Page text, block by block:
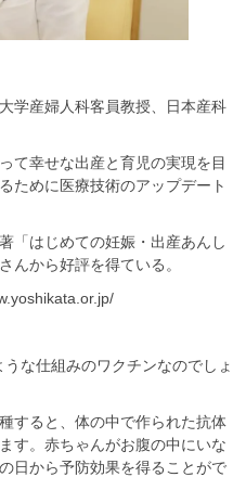
学産婦人科客員教授、日本産科
て幸せな出産と育児の実現を目
ために医療技術のアップデート
「はじめての妊娠・出産あんし
んから好評を得ている。
な仕組みのワクチンなのでしょ
すると、体の中で作られた抗体
す。赤ちゃんがお腹の中にいな
日から予防効果を得ることがで